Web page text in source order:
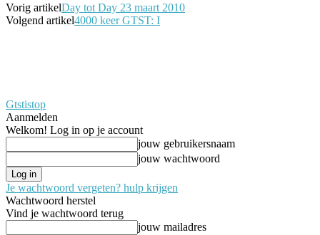
Vorig artikelDay tot Day 23 maart 2010
Volgend artikel4000 keer GTST: I
Gtstistop
Aanmelden
Welkom! Log in op je account
jouw gebruikersnaam
jouw wachtwoord
Je wachtwoord vergeten? hulp krijgen
Wachtwoord herstel
Vind je wachtwoord terug
jouw mailadres